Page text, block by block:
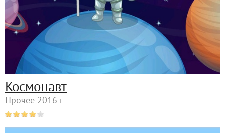
Космонавт
Прочее 2016 г.